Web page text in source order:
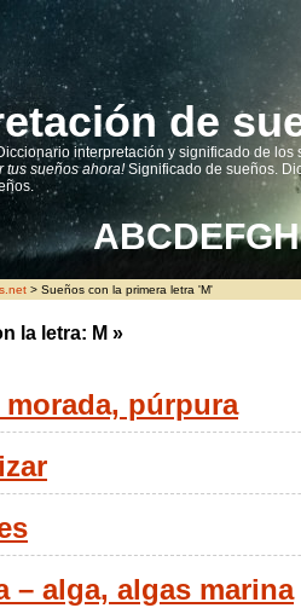
de
interpretación y significado de los
tus sueños ahora!Significado de sueños.
ABCDEFGH
> Sueños con la primera letra 'M'
la letra: M »
púrpura
– alga, algas marina